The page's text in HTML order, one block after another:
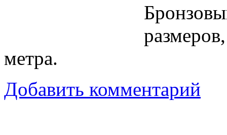
метра.
Добавить комментарий